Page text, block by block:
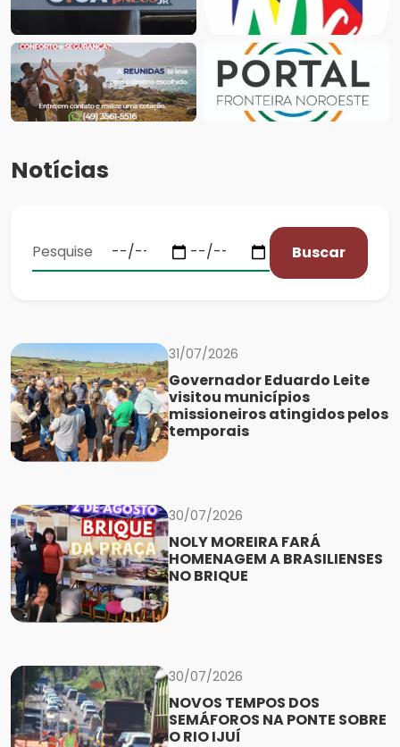
Notícias
Buscar
31/07/2026
Governador Eduardo Leite
visitou municípios
missioneiros atingidos pelos
temporais
30/07/2026
NOLY MOREIRA FARÁ
HOMENAGEM A BRASILIENSES
NO BRIQUE
30/07/2026
NOVOS TEMPOS DOS
SEMÁFOROS NA PONTE SOBRE
O RIO IJUÍ